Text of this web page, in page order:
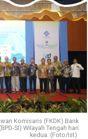
Komisaris (FKDK) Bank
SI) Wilayah Tengah hari
kedua. (Foto/Ist)